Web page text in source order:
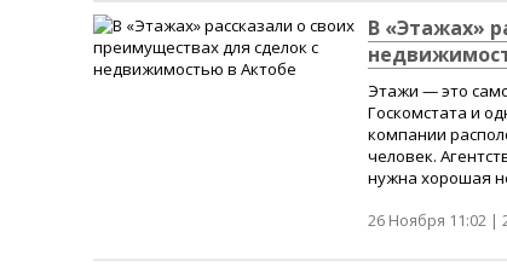
В «Этажах»
Этажи — это
Госкомстата и
компании
человек.
нужна хорошая
26 Ноября 11:02 |